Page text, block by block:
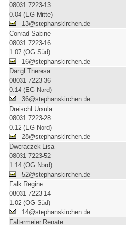
08031 7223-13
0.04 (EG Mitte)
13@stephanskirchen.de
Conrad Sabine
08031 7223-16
1.07 (OG Süd)
16@stephanskirchen.de
Dangl Theresa
08031 7223-36
0.14 (EG Nord)
36@stephanskirchen.de
Dreischl Ursula
08031 7223-28
0.12 (EG Nord)
28@stephanskirchen.de
Dworaczek Lisa
08031 7223-52
1.14 (OG Nord)
52@stephanskirchen.de
Falk Regine
08031 7223-14
1.02 (OG Süd)
14@stephanskirchen.de
Faltermeier Renate